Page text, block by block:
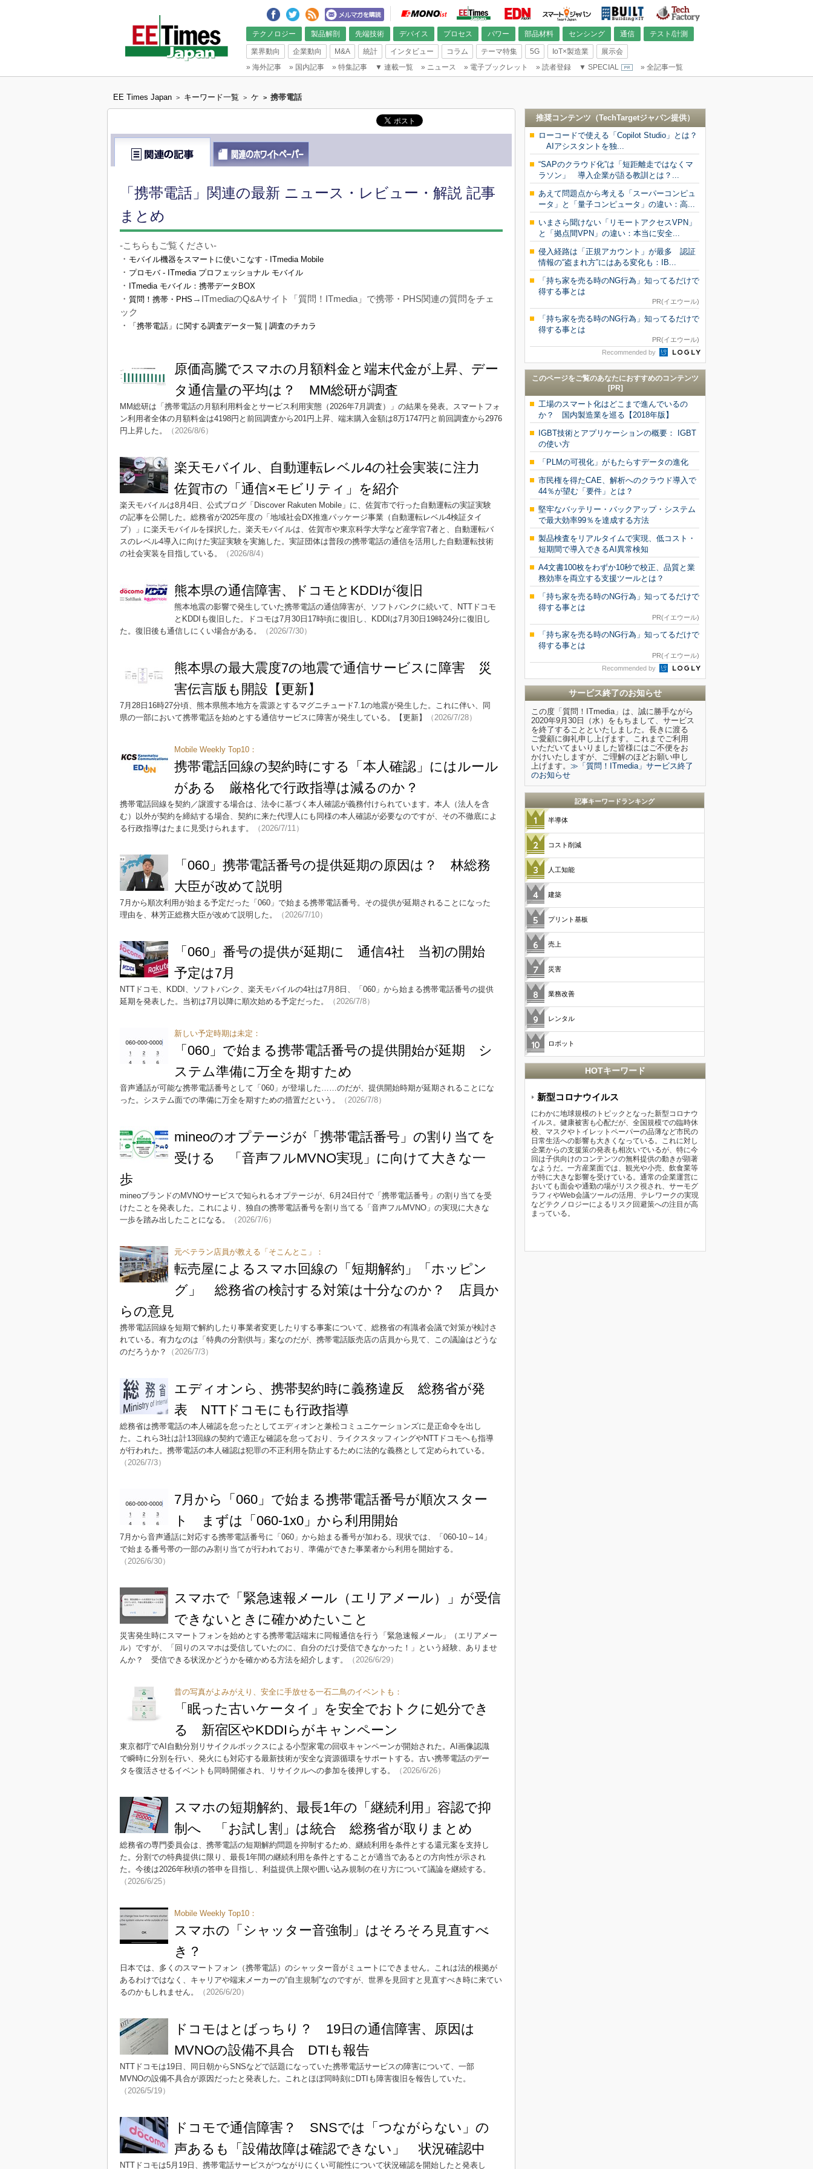
テクノロジー 製品解剖 先端技術 デバイス プロセス パワー 部品材料 センシング 通信 テスト/計測
業界動向 企業動向 M&A 統計 インタビュー コラム テーマ特集 5G IoT×製造業
展示会
» 海外記事 » 国内記事 » 特集記事 ▼ 連載一覧 » ニュース » 電子ブックレット » 読者登録 ▼ SPECIAL » 全記事一覧
EE Times Japan > キーワード一覧 > ケ > 携帯電話
「携帯電話」関連の最新 ニュース・レビュー・解説 記事
まとめ
-こちらもご覧ください-
・ モバイル機器をスマートに使いこなす - ITmedia Mobile
・ プロモバ - ITmedia プロフェッショナル モバイル
・ ITmedia モバイル：携帯データBOX
・ 質問！携帯・PHS →ITmediaのQ&Aサイト「質問！ITmedia」で携帯・PHS関連の質問をチェ
ック
・
「携帯電話」に関する調査データ一覧 | 調査のチカラ
原価高騰でスマホの月額料金と端末代金が上昇、デー
タ通信量の平均は？ MM総研が調査
MM総研は「携帯電話の月額利用料金とサービス利用実態（2026年7月調査）」の結果を発表。スマートフォ
ン利用者全体の月額料金は4198円と前回調査から201円上昇、端末購入金額は8万1747円と前回調査から2976
円上昇した。
（2026/8/6）
楽天モバイル、自動運転レベル4の社会実装に注力
佐賀市の「通信×モビリティ」を紹介
楽天モバイルは8月4日、公式ブログ「Discover Rakuten Mobile」に、佐賀市で行った自動運転の実証実験
の記事を公開した。総務省が2025年度の「地域社会DX推進パッケージ事業（自動運転レベル4検証タイ
プ）」に楽天モバイルを採択した。楽天モバイルは、佐賀市や東京科学大学など産学官7者と、自動運転バ
スのレベル4導入に向けた実証実験を実施した。実証団体は普段の携帯電話の通信を活用した自動運転技術
の社会実装を目指している。
（2026/8/4）
熊本県の通信障害、ドコモとKDDIが復旧
熊本地震の影響で発生していた携帯電話の通信障害が、ソフトバンクに続いて、NTTドコモ
とKDDIも復旧した。ドコモは7月30日17時頃に復旧し、KDDIは7月30日19時24分に復旧し
た。復旧後も通信しにくい場合がある。
（2026/7/30）
熊本県の最大震度7の地震で通信サービスに障害 災
害伝言版も開設【更新】
7月28日16時27分頃、熊本県熊本地方を震源とするマグニチュード7.1の地震が発生した。これに伴い、同
県の一部において携帯電話を始めとする通信サービスに障害が発生している。【更新】
（2026/7/28）
Mobile Weekly Top10：
携帯電話回線の契約時にする「本人確認」にはルール
がある 厳格化で行政指導は減るのか？
携帯電話回線を契約／譲渡する場合は、法令に基づく本人確認が義務付けられています。本人（法人を含
む）以外が契約を締結する場合、契約に来た代理人にも同様の本人確認が必要なのですが、その不徹底によ
る行政指導はたまに見受けられます。
（2026/7/11）
「060」携帯電話番号の提供延期の原因は？ 林総務
大臣が改めて説明
7月から順次利用が始まる予定だった「060」で始まる携帯電話番号。その提供が延期されることになった
理由を、林芳正総務大臣が改めて説明した。
（2026/7/10）
「060」番号の提供が延期に 通信4社 当初の開始
予定は7月
NTTドコモ、KDDI、ソフトバンク、楽天モバイルの4社は7月8日、「060」から始まる携帯電話番号の提供
延期を発表した。当初は7月以降に順次始める予定だった。
（2026/7/8）
新しい予定時期は未定：
「060」で始まる携帯電話番号の提供開始が延期 シ
ステム準備に万全を期すため
音声通話が可能な携帯電話番号として「060」が登場した……のだが、提供開始時期が延期されることにな
った。システム面での準備に万全を期すための措置だという。
（2026/7/8）
mineoのオプテージが「携帯電話番号」の割り当てを
受ける 「音声フルMVNO実現」に向けて大きな一
歩
mineoブランドのMVNOサービスで知られるオプテージが、6月24日付で「携帯電話番号」の割り当てを受
けたことを発表した。これにより、独自の携帯電話番号を割り当てる「音声フルMVNO」の実現に大きな
一歩を踏み出したことになる。
（2026/7/6）
元ベテラン店員が教える「そこんとこ」：
転売屋によるスマホ回線の「短期解約」「ホッピン
グ」 総務省の検討する対策は十分なのか？ 店員か
らの意見
携帯電話回線を短期で解約したり事業者変更したりする事案について、総務省の有識者会議で対策が検討さ
れている。有力なのは「特典の分割供与」案なのだが、携帯電話販売店の店員から見て、この議論はどうな
のだろうか？
（2026/7/3）
エディオンら、携帯契約時に義務違反 総務省が発
表 NTTドコモにも行政指導
総務省は携帯電話の本人確認を怠ったとしてエディオンと兼松コミュニケーションズに是正命令を出し
た。これら3社は計13回線の契約で適正な確認を怠っており、ライクスタッフィングやNTTドコモへも指導
が行われた。携帯電話の本人確認は犯罪の不正利用を防止するために法的な義務として定められている。
（2026/7/3）
7月から「060」で始まる携帯電話番号が順次スター
ト まずは「060-1x0」から利用開始
7月から音声通話に対応する携帯電話番号に「060」から始まる番号が加わる。現状では、「060-10～14」
で始まる番号帯の一部のみ割り当てが行われており、準備ができた事業者から利用を開始する。
（2026/6/30）
スマホで「緊急速報メール（エリアメール）」が受信
できないときに確かめたいこと
災害発生時にスマートフォンを始めとする携帯電話端末に同報通信を行う「緊急速報メール」（エリアメー
ル）ですが、「回りのスマホは受信していたのに、自分のだけ受信できなかった！」という経験、ありませ
んか？ 受信できる状況かどうかを確かめる方法を紹介します。
（2026/6/29）
昔の写真がよみがえり、安全に手放せる一石二鳥のイベントも：
「眠った古いケータイ」を安全でおトクに処分でき
る 新宿区やKDDIらがキャンペーン
東京都庁でAI自動分別リサイクルボックスによる小型家電の回収キャンペーンが開始された。AI画像認識
で瞬時に分別を行い、発火にも対応する最新技術が安全な資源循環をサポートする。古い携帯電話のデー
タを復活させるイベントも同時開催され、リサイクルへの参加を後押しする。
（2026/6/26）
スマホの短期解約、最長1年の「継続利用」容認で抑
制へ 「お試し割」は統合 総務省が取りまとめ
総務省の専門委員会は、携帯電話の短期解約問題を抑制するため、継続利用を条件とする還元案を支持し
た。分割での特典提供に限り、最長1年間の継続利用を条件とすることが適当であるとの方向性が示され
た。今後は2026年秋頃の答申を目指し、利益提供上限や囲い込み規制の在り方について議論を継続する。
（2026/6/25）
Mobile Weekly Top10：
スマホの「シャッター音強制」はそろそろ見直すべ
き？
日本では、多くのスマートフォン（携帯電話）のシャッター音がミュートにできません。これは法的根拠が
あるわけではなく、キャリアや端末メーカーの“自主規制”なのですが、世界を見回すと見直すべき時に来てい
るのかもしれません。
（2026/6/20）
ドコモはとばっちり？ 19日の通信障害、原因は
MVNOの設備不具合 DTIも報告
NTTドコモは19日、同日朝からSNSなどで話題になっていた携帯電話サービスの障害について、一部
MVNOの設備不具合が原因だったと発表した。これとほぼ同時刻にDTIも障害復旧を報告していた。
（2026/5/19）
ドコモで通信障害？ SNSでは「つながらない」の
声あるも「設備故障は確認できない」 状況確認中
NTTドコモは5月19日、携帯電話サービスがつながりにくい可能性について状況確認を開始したと発表し
推奨コンテンツ（TechTargetジャパン提供）
ローコードで使える「Copilot Studio」とは？
AIアシスタントを独...
“SAPのクラウド化”は「短距離走ではなくマ
ラソン」 導入企業が語る教訓とは？...
あえて問題点から考える「スーパーコンピュ
ータ」と「量子コンピュータ」の違い：高...
いまさら聞けない「リモートアクセスVPN」
と「拠点間VPN」の違い：本当に安全...
侵入経路は「正規アカウント」が最多 認証
情報の“盗まれ方”にはある変化も：IB...
「持ち家を売る時のNG行為」知ってるだけで
得する事とは
PR(イエウール)
「持ち家を売る時のNG行為」知ってるだけで
得する事とは
PR(イエウール)
Recommended by
このページをご覧のあなたにおすすめのコンテンツ
[PR]
工場のスマート化はどこまで進んでいるの
か？ 国内製造業を巡る【2018年版】
IGBT技術とアプリケーションの概要： IGBT
の使い方
「PLMの可視化」がもたらすデータの進化
市民権を得たCAE、解析へのクラウド導入で
44％が望む「要件」とは？
堅牢なバッテリー・バックアップ・システム
で最大効率99％を達成する方法
製品検査をリアルタイムで実現、低コスト・
短期間で導入できるAI異常検知
A4文書100枚をわずか10秒で校正、品質と業
務効率を両立する支援ツールとは？
「持ち家を売る時のNG行為」知ってるだけで
得する事とは
PR(イエウール)
「持ち家を売る時のNG行為」知ってるだけで
得する事とは
PR(イエウール)
Recommended by
サービス終了のお知らせ
この度「質問！ITmedia」は、誠に勝手ながら
2020年9月30日（水）をもちまして、サービス
を終了することといたしました。長きに渡る
ご愛顧に御礼申し上げます。これまでご利用
いただいてまいりました皆様にはご不便をお
かけいたしますが、ご理解のほどお願い申し
上げます。 ≫「質問！ITmedia」サービス終了
のお知らせ
記事キーワードランキング
半導体
コスト削減
人工知能
建築
プリント基板
売上
災害
業務改善
レンタル
ロボット
HOTキーワード
新型コロナウイルス
にわかに地球規模のトピックとなった新型コロナウ
イルス。健康被害も心配だが、全国規模での臨時休
校、マスクやトイレットペーパーの品薄など市民の
日常生活への影響も大きくなっている。これに対し
企業からの支援策の発表も相次いでいるが、特に今
回は子供向けのコンテンツの無料提供の動きが顕著
なようだ。一方産業面では、観光や小売、飲食業等
が特に大きな影響を受けている。通常の企業運営に
おいても面会や通勤の場がリスク視され、サーモグ
ラフィやWeb会議ツールの活用、テレワークの実現
などテクノロジーによるリスク回避策への注目が高
まっている。